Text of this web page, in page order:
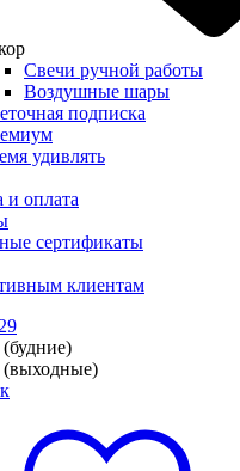
Свечи ручной работы
Воздушные шары
подписка
удивлять
и оплата
сертификаты
клиентам
(выходные)